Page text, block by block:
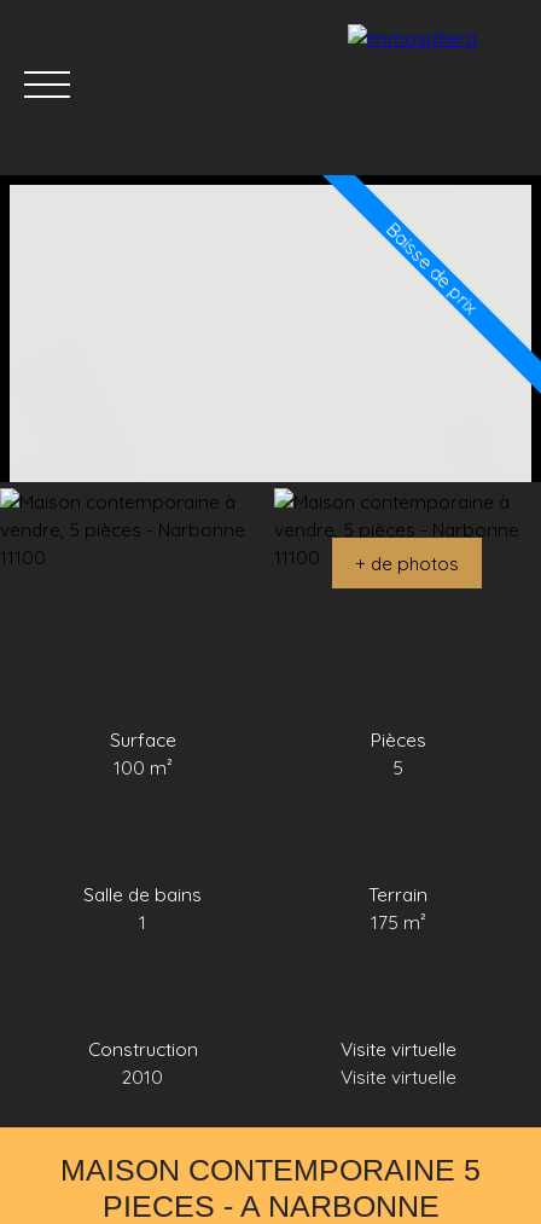
Baisse de prix
+ de photos
Surface
100 m²
Pièces
5
Salle de bains
1
Terrain
175 m²
Construction
2010
Visite virtuelle
Visite virtuelle
MAISON CONTEMPORAINE 5
PIECES - A NARBONNE